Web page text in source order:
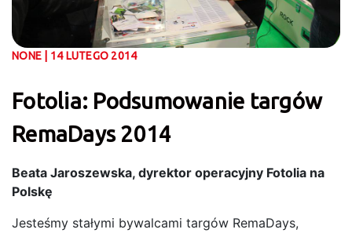
NONE | 14 LUTEGO 2014
Fotolia: Podsumowanie targów
RemaDays 2014
Beata Jaroszewska, dyrektor operacyjny Fotolia na
Polskę
Jesteśmy stałymi bywalcami targów RemaDays,